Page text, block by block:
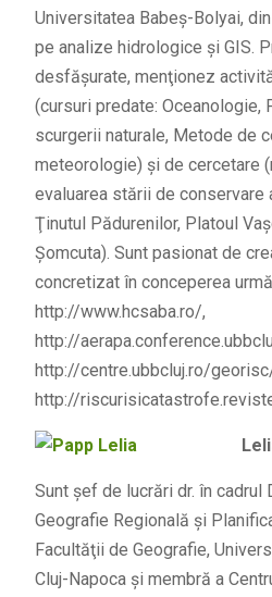
Universitatea Babeș-Bolyai,
pe analize hidrologice și GIS.
desfăşurate, menţionez
(cursuri predate: Oceanologie,
scurgerii naturale, Metode de
meteorologie) şi de cercetare
evaluarea stării de
Ţinutul Pădurenilor, Platoul
Şomcuta). Sunt pasionat de
concretizat în conceperea
http://www.hcsaba.ro/,
http://
http://centre.ubbcluj.ro/
http://
Sunt şef de lucrări dr. în cadrul
Geografie Regională şi
Facultăţii de Geografie,
Cluj-Napoca şi membră a